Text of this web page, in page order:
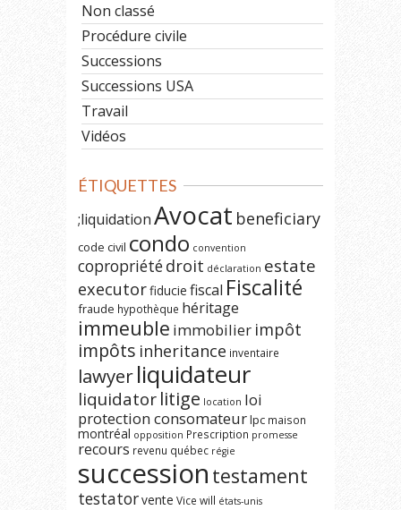
Non classé
Procédure civile
Successions
Successions USA
Travail
Vidéos
ÉTIQUETTES
;liquidationAvocat beneficiary
code civil condo convention
copropriétédroit déclaration estate
executorfiducie fiscal Fiscalité
fraude hypothèque héritage
immeuble immobilier impôt
impôts inheritance inventaire
lawyerliquidateur
liquidatorlitige location loi
protection consomateurlpc maison
montréal opposition Prescription promesse
recours revenu québec régie
succession testament
testatorvente Vice will états-unis